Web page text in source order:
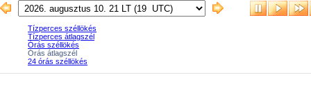
Tízperces széllökés
Tízperces átlagszél
Órás széllökés
Órás átlagszél
24 órás széllökés